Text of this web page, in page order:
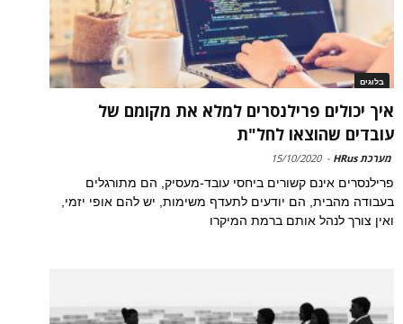
בלוגים
איך יכולים פרילנסרים למלא את מקומם של
עובדים שהוצאו לחל"ת
מערכת HRus -
15/10/2020
פרילנסרים אינם קשורים ביחסי עובד-מעסיק, הם מתורגלים
בעבודה מהבית, הם יודעים לתעדף משימות, יש להם אופי יזמי,
ואין צורך לנהל אותם ברמת המיקרו